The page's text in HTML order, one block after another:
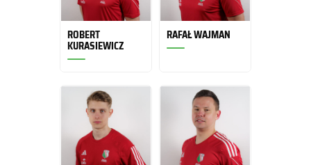
ROBERT
KURASIEWICZ
RAFAŁ WAJMAN